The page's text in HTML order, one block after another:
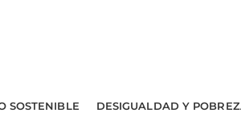
SOSTENIBLE DESIGUALDAD Y